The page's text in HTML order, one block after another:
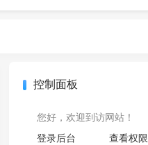
控制面板
您好，欢迎到访网站！
登录后台
查看权限